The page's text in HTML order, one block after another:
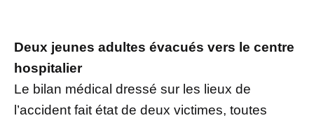
Deux jeunes adultes évacués vers le centre
hospitalier
Le bilan médical dressé sur les lieux de
l’accident fait état de deux victimes, toutes